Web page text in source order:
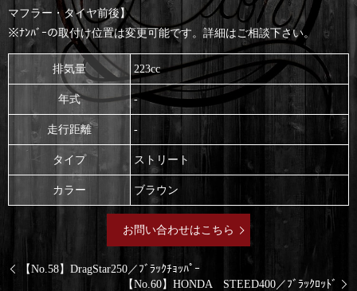
マフラー・タイヤ前後】
※ﾅﾝﾊﾞｰの取付け位置は変更可能です。詳細はご相談下さい。
排気量 223cc
年式 -
走行距離 -
タイプ ストリート
カラー ブラウン
お問い合わせはこちら
【No.58】DragStar250／ﾌﾞﾗｯｸﾁｮｯﾊﾟｰ
【No.60】HONDA STEED400／ﾌﾞﾗｯｸﾛｯﾄﾞ